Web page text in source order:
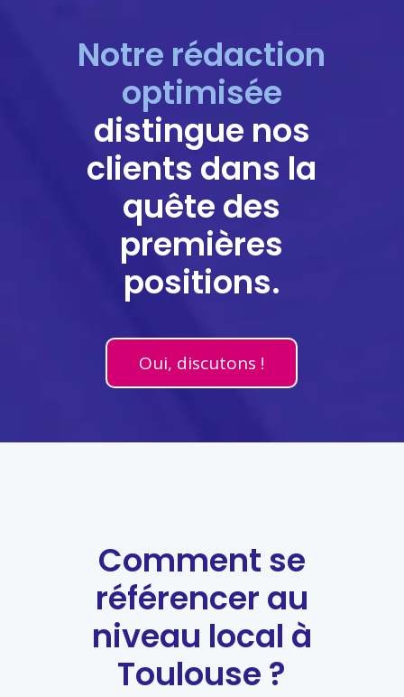
Notre rédaction
optimisée
distingue nos
clients dans la
quête des
premières
positions.
Oui, discutons !
Comment se
référencer au
niveau local à
Toulouse ?